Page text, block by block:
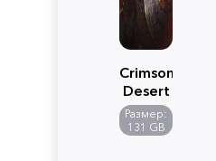
Crimson
Desert
Размер:
131 GB